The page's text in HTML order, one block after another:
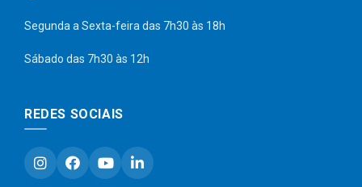
Segunda a Sexta-feira das 7h30 às 18h
Sábado das 7h30 às 12h
REDES SOCIAIS